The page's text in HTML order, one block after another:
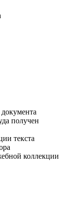
получен
текста
коллекции